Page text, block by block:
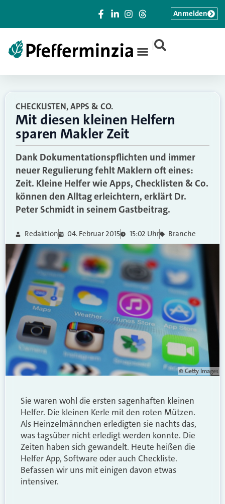
|
Anmelden
CHECKLISTEN, APPS & CO.
Mit diesen kleinen Helfern
sparen Makler Zeit
Dank Dokumentationspflichten und immer
neuer Regulierung fehlt Maklern oft eines:
Zeit. Kleine Helfer wie Apps, Checklisten & Co.
können den Alltag erleichtern, erklärt Dr.
Peter Schmidt in seinem Gastbeitrag.
Redaktion 04. Februar 2015 15:02 Uhr Branche
© Getty Images
Sie waren wohl die ersten sagenhaften kleinen
Helfer. Die kleinen Kerle mit den roten Mützen.
Als Heinzelmännchen erledigten sie nachts das,
was tagsüber nicht erledigt werden konnte. Die
Zeiten haben sich gewandelt. Heute heißen die
Helfer App, Software oder auch Checkliste.
Befassen wir uns mit einigen davon etwas
intensiver.